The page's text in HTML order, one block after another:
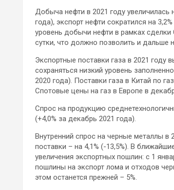
Добыча нефти в 2021 году увеличилась
года), экспорт нефти сократился на
уровень добычи нефти в рамках
сутки, что должно позволить и дальше
Экспортные поставки газа в 2021 году
сохраняться низкий уровень
2020 года). Поставки газа в Китай по
Спотовые цены на газ в Европе в
Спрос на продукцию
(+4,0% за декабрь 2021 года).
Внутренний спрос на черные металлы в
поставки – на 4,1% (-13,5%). В
увеличения экспортных пошлин: с 1
пошлины на экспорт лома и отходов
этом останется прежней – 5%.